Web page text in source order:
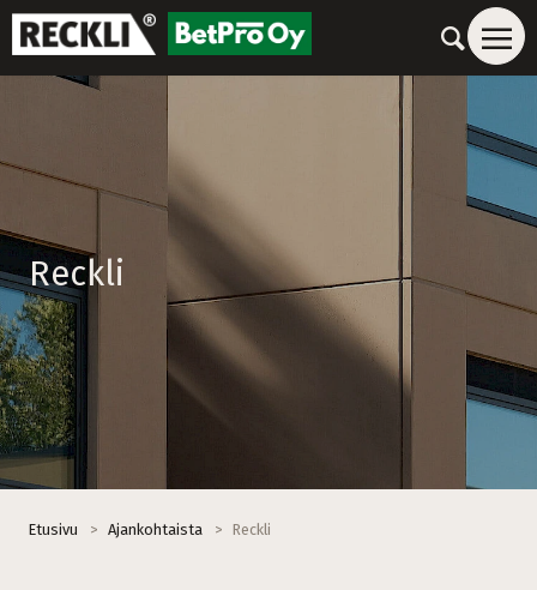
Reckli
Etusivu > Ajankohtaista > Reckli